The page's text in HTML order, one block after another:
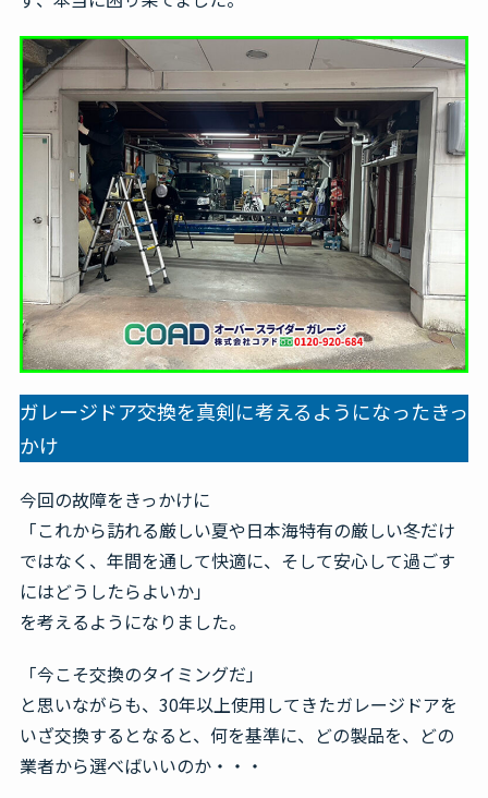
ガレージドア交換を真剣に考えるようになったきっ
かけ
今回の故障をきっかけに
「これから訪れる厳しい夏や日本海特有の厳しい冬だけ
ではなく、年間を通して快適に、そして安心して過ごす
にはどうしたらよいか」
を考えるようになりました。
「今こそ交換のタイミングだ」
と思いながらも、30年以上使用してきたガレージドアを
いざ交換するとなると、何を基準に、どの製品を、どの
業者から選べばいいのか・・・